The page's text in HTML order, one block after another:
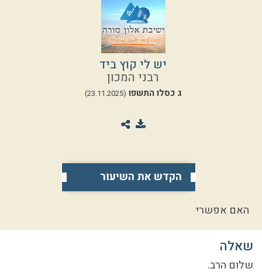
יש לי קוץ ביד
רבני המכון
ג כסלו התשפו (23.11.2025)
הקדש את השיעור
האם אפשרי
שאלה
שלום הרב.